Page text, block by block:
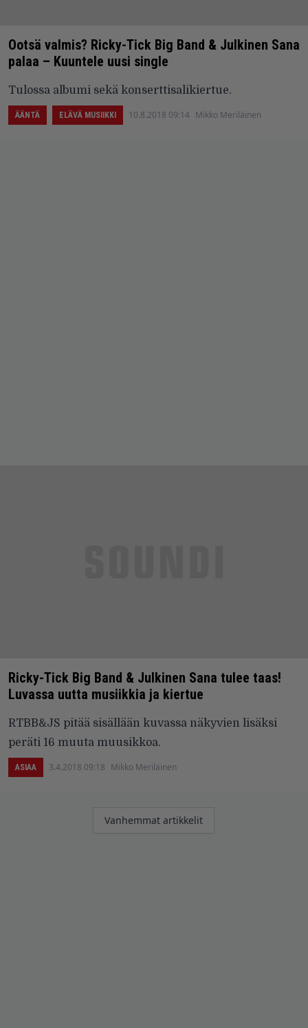
Ootsä valmis? Ricky-Tick Big Band & Julkinen Sana
palaa – Kuuntele uusi single
Tulossa albumi sekä konserttisalikiertue.
ÄÄNTÄ ELÄVÄ MUSIIKKI 10.8.2018 09:14 Mikko Meriläinen
Ricky-Tick Big Band & Julkinen Sana tulee taas!
Luvassa uutta musiikkia ja kiertue
RTBB&JS pitää sisällään kuvassa näkyvien lisäksi
peräti 16 muuta muusikkoa.
ASIAA 3.4.2018 09:18 Mikko Meriläinen
Artikkelien
Vanhemmat artikkelit